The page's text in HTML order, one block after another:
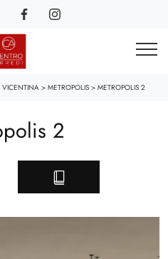
VICENTINA> METROPOLIS > METROPOLIS 2
2